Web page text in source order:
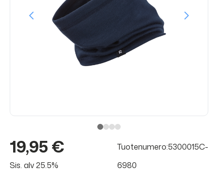
19,95 €
Sis. alv 25.5%
Tuotenumero:5300015C-
6980